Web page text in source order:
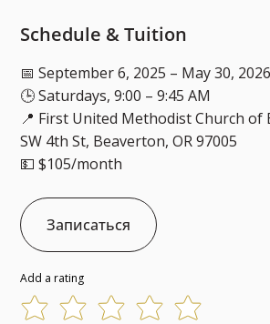
Schedule & Tuition
📅 September 6, 2025 – May 30, 2026
🕒 Saturdays, 9:00 – 9:45 AM
📍 First United Methodist Church of
SW 4th St, Beaverton, OR 97005
💵 $105/month
Записаться
Add a rating